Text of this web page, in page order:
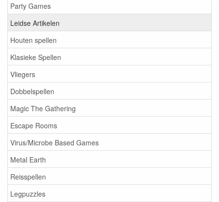
Party Games
Leidse Artikelen
Houten spellen
Klasieke Spellen
Vliegers
Dobbelspellen
Magic The Gathering
Escape Rooms
Virus/Microbe Based Games
Metal Earth
Reisspellen
Legpuzzles